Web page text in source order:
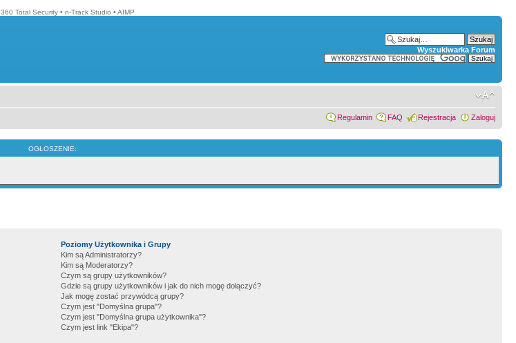
360 Total Security • n-Track Studio • AIMP
Wyszukiwarka Forum
Regulamin FAQ Rejestracja Zaloguj
OGŁOSZENIE:
Poziomy Użytkownika i Grupy
Kim są Administratorzy?
Kim są Moderatorzy?
Czym są grupy użytkowników?
Gdzie są grupy użytkowników i jak do nich mogę dołączyć?
Jak mogę zostać przywódcą grupy?
Czym jest "Domyślna grupa"?
Czym jest "Domyślna grupa użytkownika"?
Czym jest link "Ekipa"?